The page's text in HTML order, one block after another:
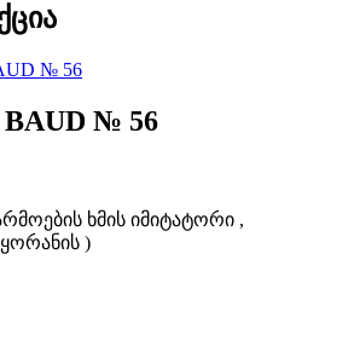
№ 56
ხმის იმიტატორი ,
)